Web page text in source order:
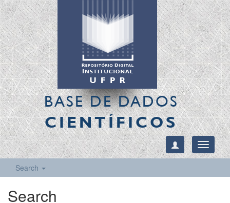
BASE DE DADOS
CIENTÍFICOS
Toggle
Search
Search